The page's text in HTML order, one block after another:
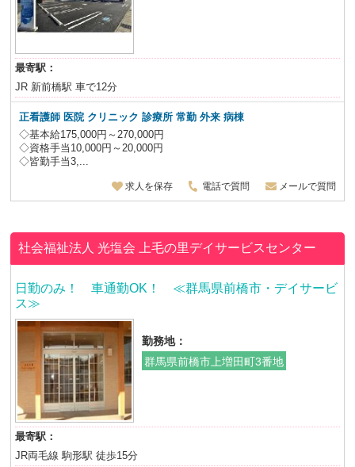
最寄駅：
JR 新前橋駅 車で12分
正看護師 医院 クリニック 診療所 常勤 外来 病棟
◇基本給175,000円～270,000円
◇資格手当10,000円～20,000円
◇皆勤手当3,...
求人を保存 電話で質問 メールで質問
社会福祉法人 光塩会 上毛の里デイサービスセンター
日勤のみ！ 車通勤OK！ ≪群馬県前橋市・デイサービ
ス≫
勤務地：
群馬県前橋市上増田町3番地
最寄駅：
JR両毛線 駒形駅 徒歩15分